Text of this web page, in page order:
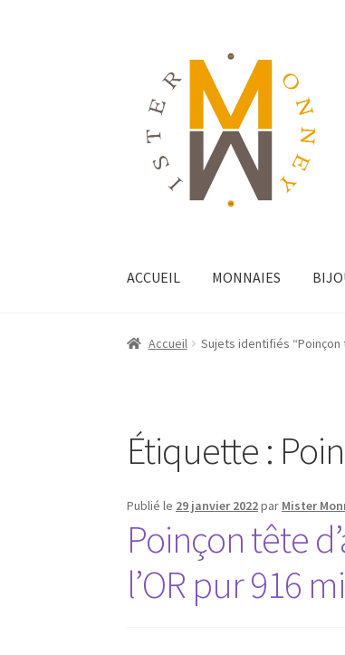
ACCUEIL MONNAIES
Accueil Sujets identifiés
Étiquette :
Publié le 29 janvier 2022par Mister
Poinçon tête
l’OR pur 916